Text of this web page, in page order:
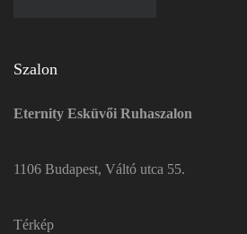
Szalon
Eternity Esküvői Ruhaszalon
1106 Budapest, Váltó utca 55.
Térkép